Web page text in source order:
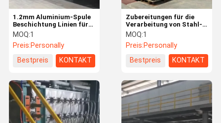
1.2mm Aluminium-Spule
Beschichtung Linien für
Aluminium / Stahl-Spulen
angepasst
MOQ:1
Preis:Personally
Bestpreis
KONTAKT
Zubereitungen für die
Verarbeitung von Stahl-
und Aluminiumspulen
MOQ:1
Preis:Personally
Bestpreis
KONTAKT